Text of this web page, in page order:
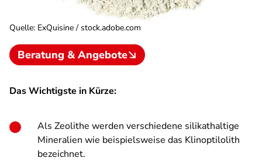
Quelle: ExQuisine / stock.adobe.com
Beratung & Angebote
Das Wichtigste in Kürze:
Als Zeolithe werden verschiedene silikathaltige
Mineralien wie beispielsweise das Klinoptilolith
bezeichnet.